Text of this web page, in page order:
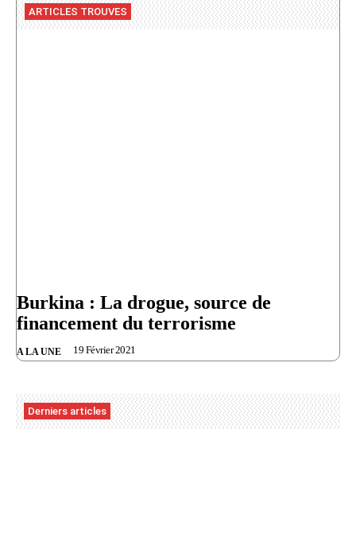
ARTICLES TROUVES
Burkina : La drogue, source de
financement du terrorisme
A LA UNE 19 Février 2021
Derniers articles